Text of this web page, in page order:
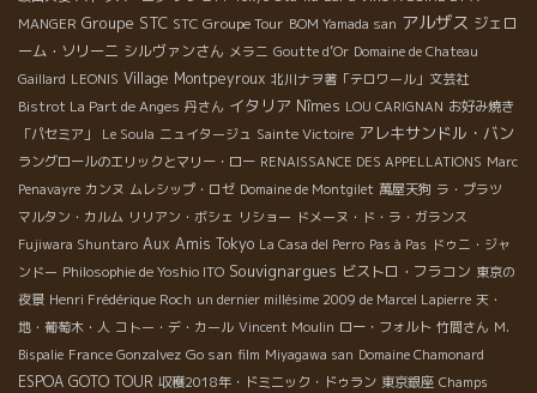
MANGER Groupe STC STC Groupe Tour BOM Yamada san アルザス ジェロ
ーム・ソリーニ シルヴァンさん メラニ Goutte d’Or Domaine de Chateau
Gaillard LEONIS Village Montpeyroux 北川ナヲ著「テロワール」文芸社
Bistrot La Part de Anges 丹さん イタリア Nîmes LOU CARIGNAN お好み焼き
「パセミア」
Le Soula ニュイタージュ Sainte Victoire アレキサンドル・バン
ラングロールのエリックとマリー・ロー RENAISSANCE DES APPELLATIONS Marc
Penavayre カンヌ ムレシップ・ロゼ Domaine de Montgilet 萬屋天狗 ラ・プラツ
マルタン・カルム リリアン・ボシェ リショー ドメーヌ・ド・ラ・ガランス
Fujiwara Shuntaro Aux Amis Tokyo La Casa del Perro Pas à Pas ドゥニ・ジャ
ンドー Philosophie de Yoshio ITO Souvignargues ビストロ・フラコン 東京の
夜景 Henri Frédérique Roch un dernier millésime 2009 de Marcel Lapierre 天・
地・葡萄木・人 コトー・デ・カール Vincent Moulin ロー・フォルト 竹間さん M.
Bispalie France Gonzalvez Go san film Miyagawa san Domaine Chamonard
ESPOA GOTO TOUR 収穫2018年・ドミニック・ドゥラン 東京銀座 Champs